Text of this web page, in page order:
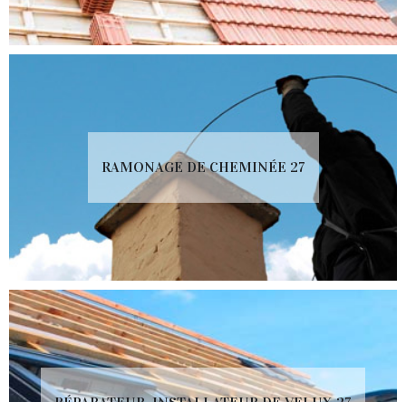
RAMONAGE DE CHEMINÉE 27